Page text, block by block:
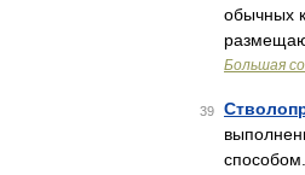
обычных
Большая
39